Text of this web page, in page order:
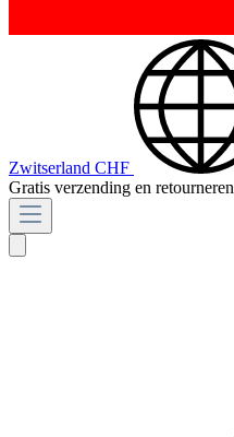
Zwitserland CHF
Gratis verzending en retourneren